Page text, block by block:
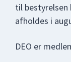
til bestyrelsen
afholdes i
DEO er